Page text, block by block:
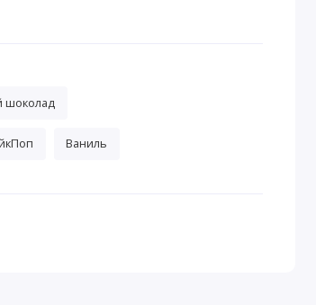
шоколад
Ваниль